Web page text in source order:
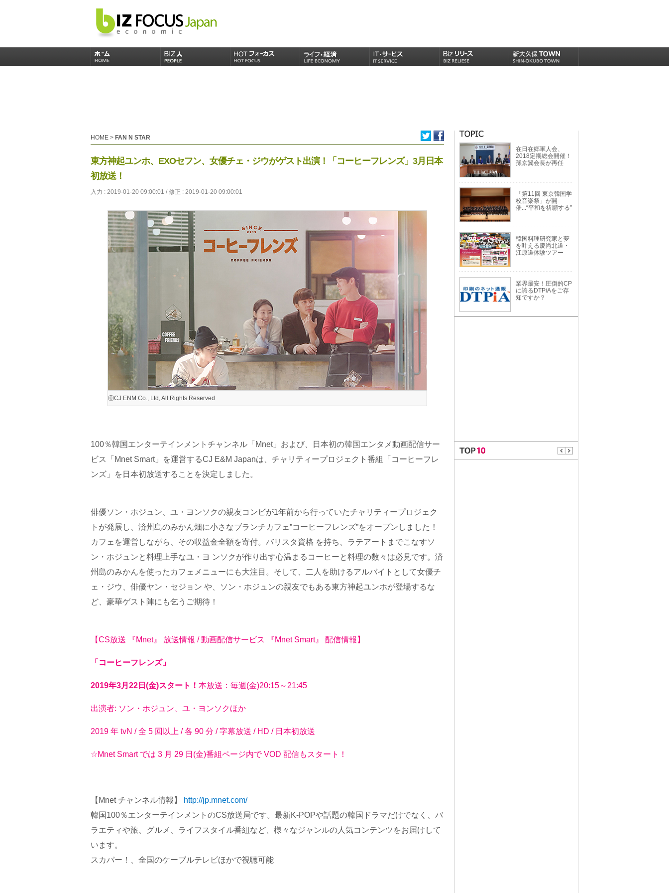
HOME > FAN N STAR
東方神起ユンホ、EXOセフン、女優チェ・ジウがゲスト出演！「コーヒーフレンズ」3月日本
初放送！
入力 : 2019-01-20 09:00:01 / 修正 : 2019-01-20 09:00:01
ⓒCJ ENM Co., Ltd, All Rights Reserved
100％韓国エンターテインメントチャンネル「Mnet」および、日本初の韓国エンタメ動画配信サー
ビス「Mnet Smart」を運営するCJ E&M Japanは、チャリティープロジェクト番組「コーヒーフレ
ンズ」を日本初放送することを決定しました。
俳優ソン・ホジュン、ユ・ヨンソクの親友コンビが1年前から行っていたチャリティープロジェク
トが発展し、済州島のみかん畑に小さなブランチカフェ”コーヒーフレンズ”をオープンしました！
カフェを運営しながら、その収益金全額を寄付。バリスタ資格 を持ち、ラテアートまでこなすソ
ン・ホジュンと料理上手なユ・ヨ ンソクが作り出す心温まるコーヒーと料理の数々は必見です。済
州島のみかんを使ったカフェメニューにも大注目。そして、二人を助けるアルバイトとして女優チ
ェ・ジウ、俳優ヤン・セジョン や、ソン・ホジュンの親友でもある東方神起ユンホが登場するな
ど、豪華ゲスト陣にも乞うご期待！
【CS放送 『Mnet』 放送情報 / 動画配信サービス 『Mnet Smart』 配信情報】
「コーヒーフレンズ」
2019年3月22日(金)スタート！ 本放送：毎週(金)20:15～21:45
出演者: ソン・ホジュン、ユ・ヨンソクほか
2019 年 tvN / 全 5 回以上 / 各 90 分 / 字幕放送 / HD / 日本初放送
☆Mnet Smart では 3 月 29 日(金)番組ページ内で VOD 配信もスタート！
【Mnet チャンネル情報】
http://jp.mnet.com/
韓国100％エンターテインメントのCS放送局です。最新K-POPや話題の韓国ドラマだけでなく、バ
ラエティや旅、グルメ、ライフスタイル番組など、様々なジャンルの人気コンテンツをお届けして
います。
スカパー！、全国のケーブルテレビほかで視聴可能
在日在郷軍人会、
2018定期総会開催！
孫京翼会長が再任
「第11回 東京韓国学
校音楽祭」が開
催...“平和を祈願する”
韓国料理研究家と夢
を叶える慶尚北道・
江原道体験ツアー
業界最安！圧倒的CP
に誇るDTPiAをご存
知ですか？